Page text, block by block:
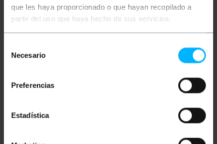
que les haya proporcionado o que hayan recopilado a
partir del uso que haya hecho de sus servicios.
Necesario
Preferencias
Estadística
Descrição
Tigela de água dobrável para animais de estimação.
Recipiente prático e fácil de limpar. Ideal para
viagens e passeios com cães: excursões, passeios,
Especificações
condições.